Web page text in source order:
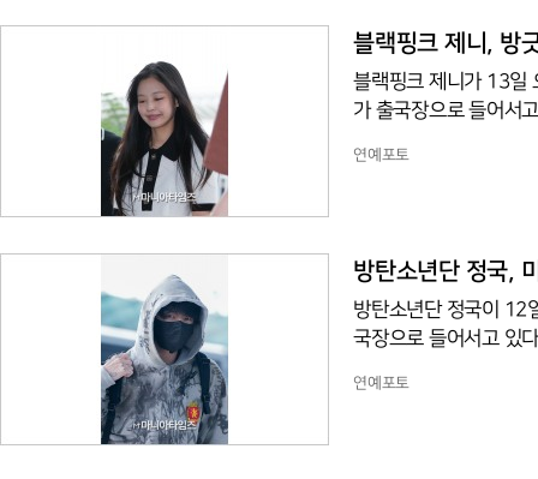
블랙핑크 제니, 방
블랙핑크 제니가 13일
가 출국장으로 들어서
연예포토
방탄소년단 정국,
방탄소년단 정국이 12
국장으로 들어서고 있
연예포토